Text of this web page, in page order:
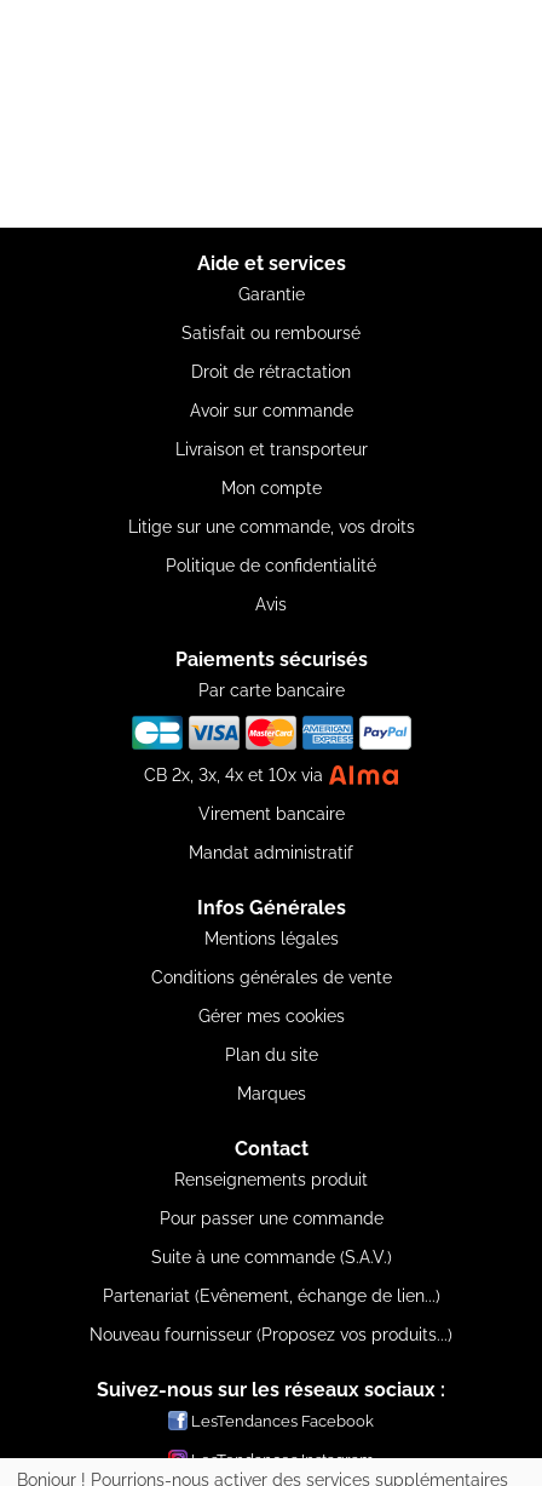
Aide et services
Garantie
Satisfait ou remboursé
Droit de rétractation
Avoir sur commande
Livraison et transporteur
Mon compte
Litige sur une commande, vos droits
Politique de confidentialité
Avis
Paiements sécurisés
Par carte bancaire
CB 2x, 3x, 4x et 10x via
Virement bancaire
Mandat administratif
Infos Générales
Mentions légales
Conditions générales de vente
Gérer mes cookies
Plan du site
Marques
Contact
Renseignements produit
Pour passer une commande
Suite à une commande (S.A.V.)
Partenariat (Evênement, échange de lien...)
Nouveau fournisseur (Proposez vos produits...)
Suivez-nous sur les réseaux sociaux :
LesTendances Facebook
LesTendances Instagram
Bonjour ! Pourrions-nous activer des services supplémentaires